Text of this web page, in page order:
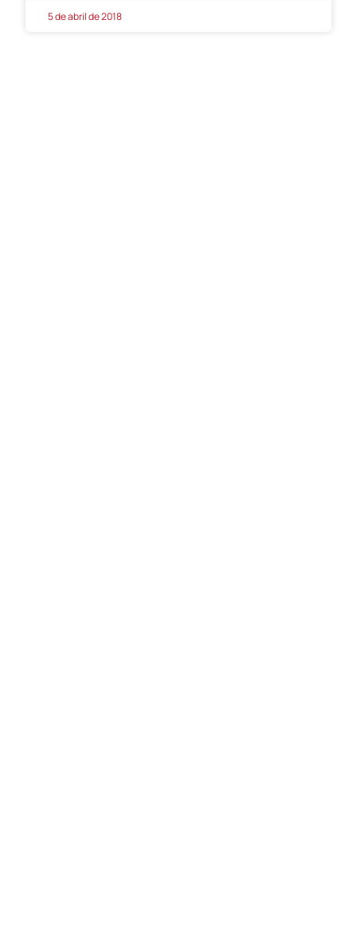
5 de abril de 2018